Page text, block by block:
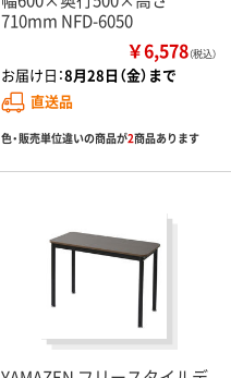
710mm NFD-6050
￥6,578（税込）
お届け日：8月28日（金）まで
直送品
色・販売単位違いの商品が2商品あります